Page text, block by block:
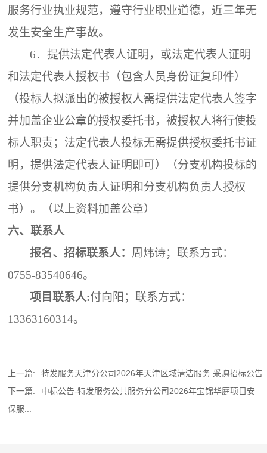
服务行业执业规范，遵守行业职业道德，近三年无
发生安全生产事故。
6．提供法定代表人证明，或法定代表人证明
和法定代表人授权书（包含人员身份证复印件）
（投标人拟派出的被授权人需提供法定代表人签字
并加盖企业公章的授权委托书，被授权人将行使投
标人职责；法定代表人投标无需提供授权委托书证
明，提供法定代表人证明即可）（分支机构投标的
提供分支机构负责人证明和分支机构负责人授权
书）。（以上资料加盖公章）
六、联系人
报名、招标联系人： 周炜诗；联系方式：
0755-83540646。
项目联系人:付向阳 ；联系方式：
13363160314。
上一篇:
特发服务天津分公司2026年天津区域清洁服务 采购招标公告
下一篇:
中标公告-特发服务公共服务分公司2026年宝锦华庭项目安
保服...